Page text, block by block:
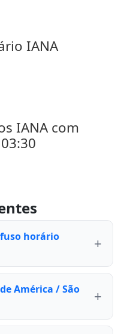
IANA
IANA com
horário
América / São